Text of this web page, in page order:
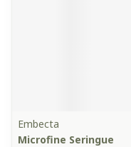
Embecta
Microfine Seringue